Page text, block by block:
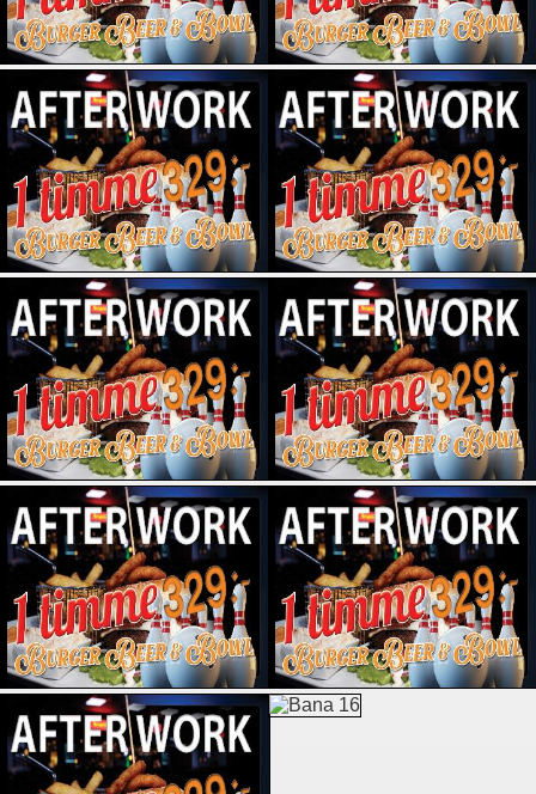
Hörby Bowlinghall (Hörby)
Kalmar Super Bowl AB
Klippans Bowlinghall
Knock em Down - Event Center (Växjö)
Kristinehamns Bowling (Kristinehamn)
Kungsbacka Bowling- och Squashcenter (Kungsbacka)
Køge Bowling Center
Lucky Bowl Gävle
Lucky Bowl Kungsholmen
Lucky Bowl Ängelholm
Ludvika Bowlinghall
Mariehamns Idrottsgård
Mariestads Bowlingcenter
Nordmanna Bowling
Nässjö Bowling Center
OLearys Luleå
PS Väsby Bowling (Upplands Väsby)